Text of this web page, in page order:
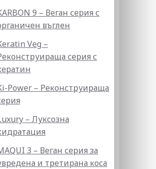
9 – Веган серия с
въглен
Veg –
серия с
Power – Реконструираща
– Луксозна
3 – Веган серия за
и третирана коса